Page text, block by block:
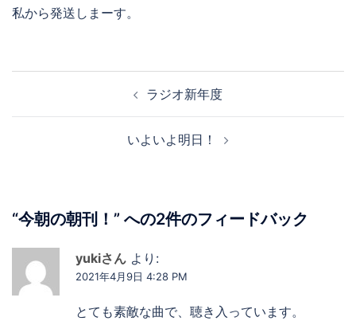
私から発送しまーす。
シ
ン
ラジオ新年度
いよいよ明日！
“今朝の朝刊！ ” への2件のフィードバック
yukiさん より:
2021年4月9日 4:28 PM
とても素敵な曲で、聴き入っています。